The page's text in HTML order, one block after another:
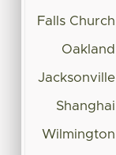
Falls Church
Oakland
Jacksonville
Shanghai
Wilmington